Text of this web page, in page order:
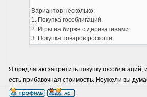
Вариантов несколько;
1. Покупка гособлигаций.
2. Игры на бирже с деривативами.
3. Покупка товаров роскоши.
Я предлагаю запретить покупку
есть прибавочная стоимость. Неужели вы